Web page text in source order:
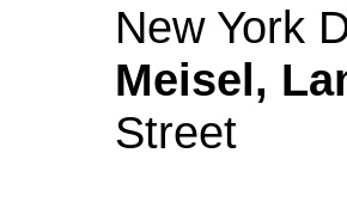
New York
Meisel,
Street